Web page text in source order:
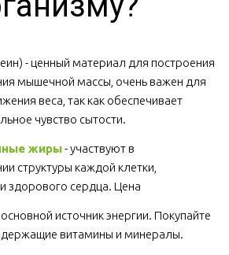
- ценный материал для построения
мышечной массы, очень важен для
веса, так как обеспечивает
чувство сытости.
жиры - участвуют в
структуры каждой клетки,
здорового сердца. Цена
источник энергии. Покупайте
витамины и минералы.